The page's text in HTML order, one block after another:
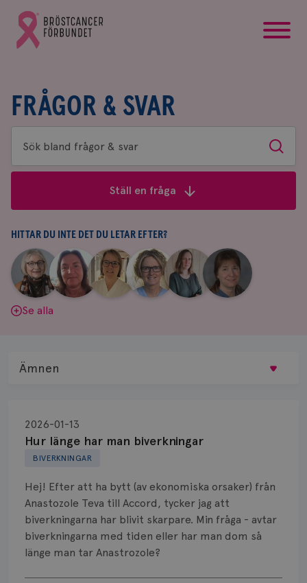
Gå
till
Bröstcancerförbundets
FRÅGOR & SVAR
Sök
bland
&
svar
Sök
Ställ en fråga
HITTAR DU INTE DET DU LETAR EFTER?
Aina
Johnsson
|
Anne
Andersson
Fredrika
Killander
|
Jeanette
Bäcklund
|
Maria
Edegran
|
Yvette
Andersson
Se alla
BIVERKNINGAR
Hur länge har man biverkningar
2026-01-13
Hej! Efter att ha bytt (av ekonomiska orsaker) från
Anastozole Teva till Accord, tycker jag att
biverkningarna har blivit skarpare. Min fråga - avtar
biverkningarna med tiden eller har man dom så
länge man tar Anastrozole?
Visa svar
Ämnen
Biopsi
Biverkningar
Bröstvårta
Knöl
Läkemedel